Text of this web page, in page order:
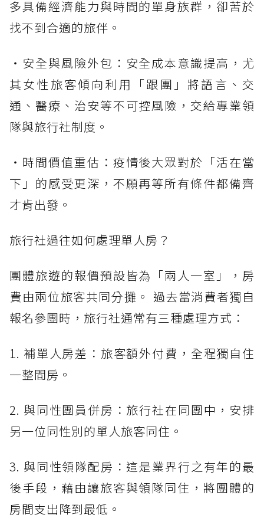
多具備經濟能力與時間的單身族群，卻苦於
找不到合適的旅伴。
・安全與風險外包：安全成本意識提高，尤
其女性旅客傾向利用「跟團」將語言、交
通、醫療、治安等不可控風險，交給專業領
隊與旅行社制度。
・時間價值重估：疫情後大眾對於「活在當
下」的感受更深，不願再等所有條件都備齊
才肯出發。
旅行社過往如何處理單人房？
團體旅遊的報價預設皆為「兩人一室」，房
費由兩位旅客共同分攤。 過去當消費者獨自
報名參團時，旅行社通常有三種處理方式：
1. 補單人房差：旅客額外付費，全程獨自住
一整間房。
2. 與同性團員併房：旅行社在同團中，安排
另一位同性別的單人旅客同住。
3. 與同性領隊配房：這是業界行之有年的最
後手段，藉由讓旅客與領隊同住，將團體的
房間支出降到最低。